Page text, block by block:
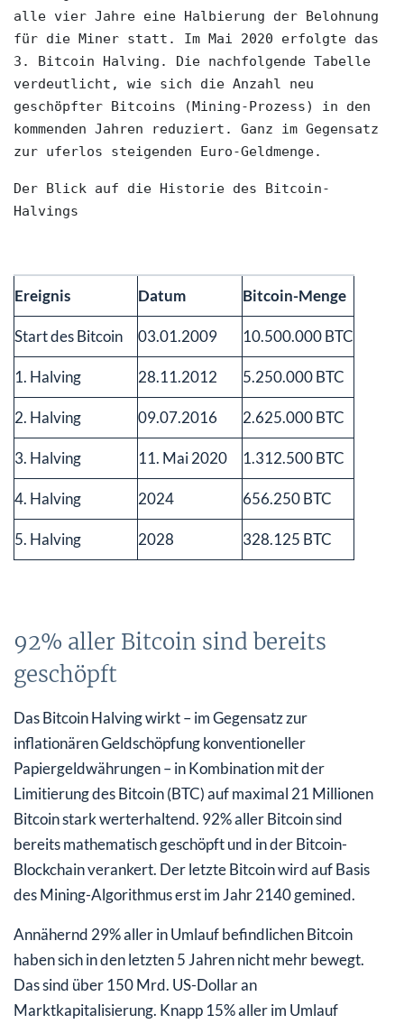
alle vier Jahre eine Halbierung der Belohnung
für die Miner statt. Im Mai 2020 erfolgte das
3. Bitcoin Halving. Die nachfolgende Tabelle
verdeutlicht, wie sich die Anzahl neu
geschöpfter Bitcoins (Mining-Prozess) in den
kommenden Jahren reduziert. Ganz im Gegensatz
zur uferlos steigenden Euro-Geldmenge.
Der Blick auf die Historie des Bitcoin-
Halvings
Ereignis Datum Bitcoin-Menge
Start des Bitcoin 03.01.2009 10.500.000 BTC
1. Halving 28.11.2012 5.250.000 BTC
2. Halving 09.07.2016 2.625.000 BTC
3. Halving 11. Mai 2020 1.312.500 BTC
4. Halving 2024 656.250 BTC
5. Halving 2028 328.125 BTC
92% aller Bitcoin sind bereits
geschöpft
Das Bitcoin Halving wirkt – im Gegensatz zur
inflationären Geldschöpfung konventioneller
Papiergeldwährungen – in Kombination mit der
Limitierung des Bitcoin (BTC) auf maximal 21 Millionen
Bitcoin stark werterhaltend. 92% aller Bitcoin sind
bereits mathematisch geschöpft und in der Bitcoin-
Blockchain verankert. Der letzte Bitcoin wird auf Basis
des Mining-Algorithmus erst im Jahr 2140 gemined.
Annähernd 29% aller in Umlauf befindlichen Bitcoin
haben sich in den letzten 5 Jahren nicht mehr bewegt.
Das sind über 150 Mrd. US-Dollar an
Marktkapitalisierung. Knapp 15% aller im Umlauf